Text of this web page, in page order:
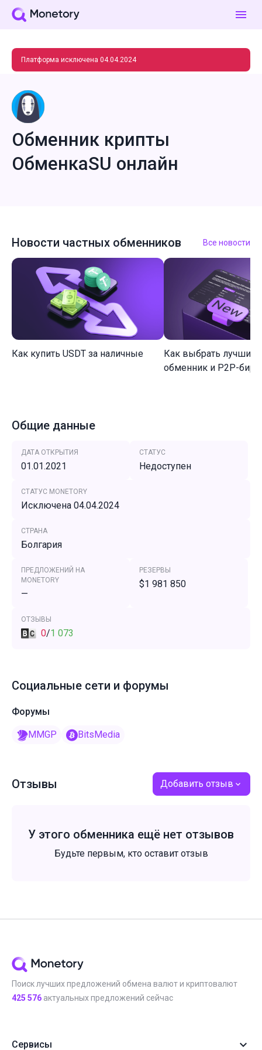
Платформа исключена 04.04.2024
Обменник крипты
ОбменкаSU онлайн
Новости частных обменников Все новости
Как купить USDT за наличные
Как выбрать лучший
обменник и P2P-
Общие данные
ДАТА ОТКРЫТИЯ
01.01.2021
СТАТУС
Недоступен
СТАТУС MONETORY
Исключена 04.04.2024
СТРАНА
Болгария
ПРЕДЛОЖЕНИЙ НА
MONETORY
—
РЕЗЕРВЫ
$1 981 850
ОТЗЫВЫ
0/1 073
Социальные сети и форумы
Форумы
MMGP BitsMedia
Отзывы Добавить отзыв
У этого обменника ещё нет отзывов
Будьте первым, кто оставит отзыв
Поиск лучших предложений обмена валют и криптовалют
425 576 актуальных предложений сейчас
Сервисы